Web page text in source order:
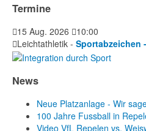
Termine
15 Aug. 2026
10:00
Leichtathletik - Sportabzeichen
News
Neue Platzanlage - Wir
100 Jahre Fussball in
Video VfL Repelen vs.